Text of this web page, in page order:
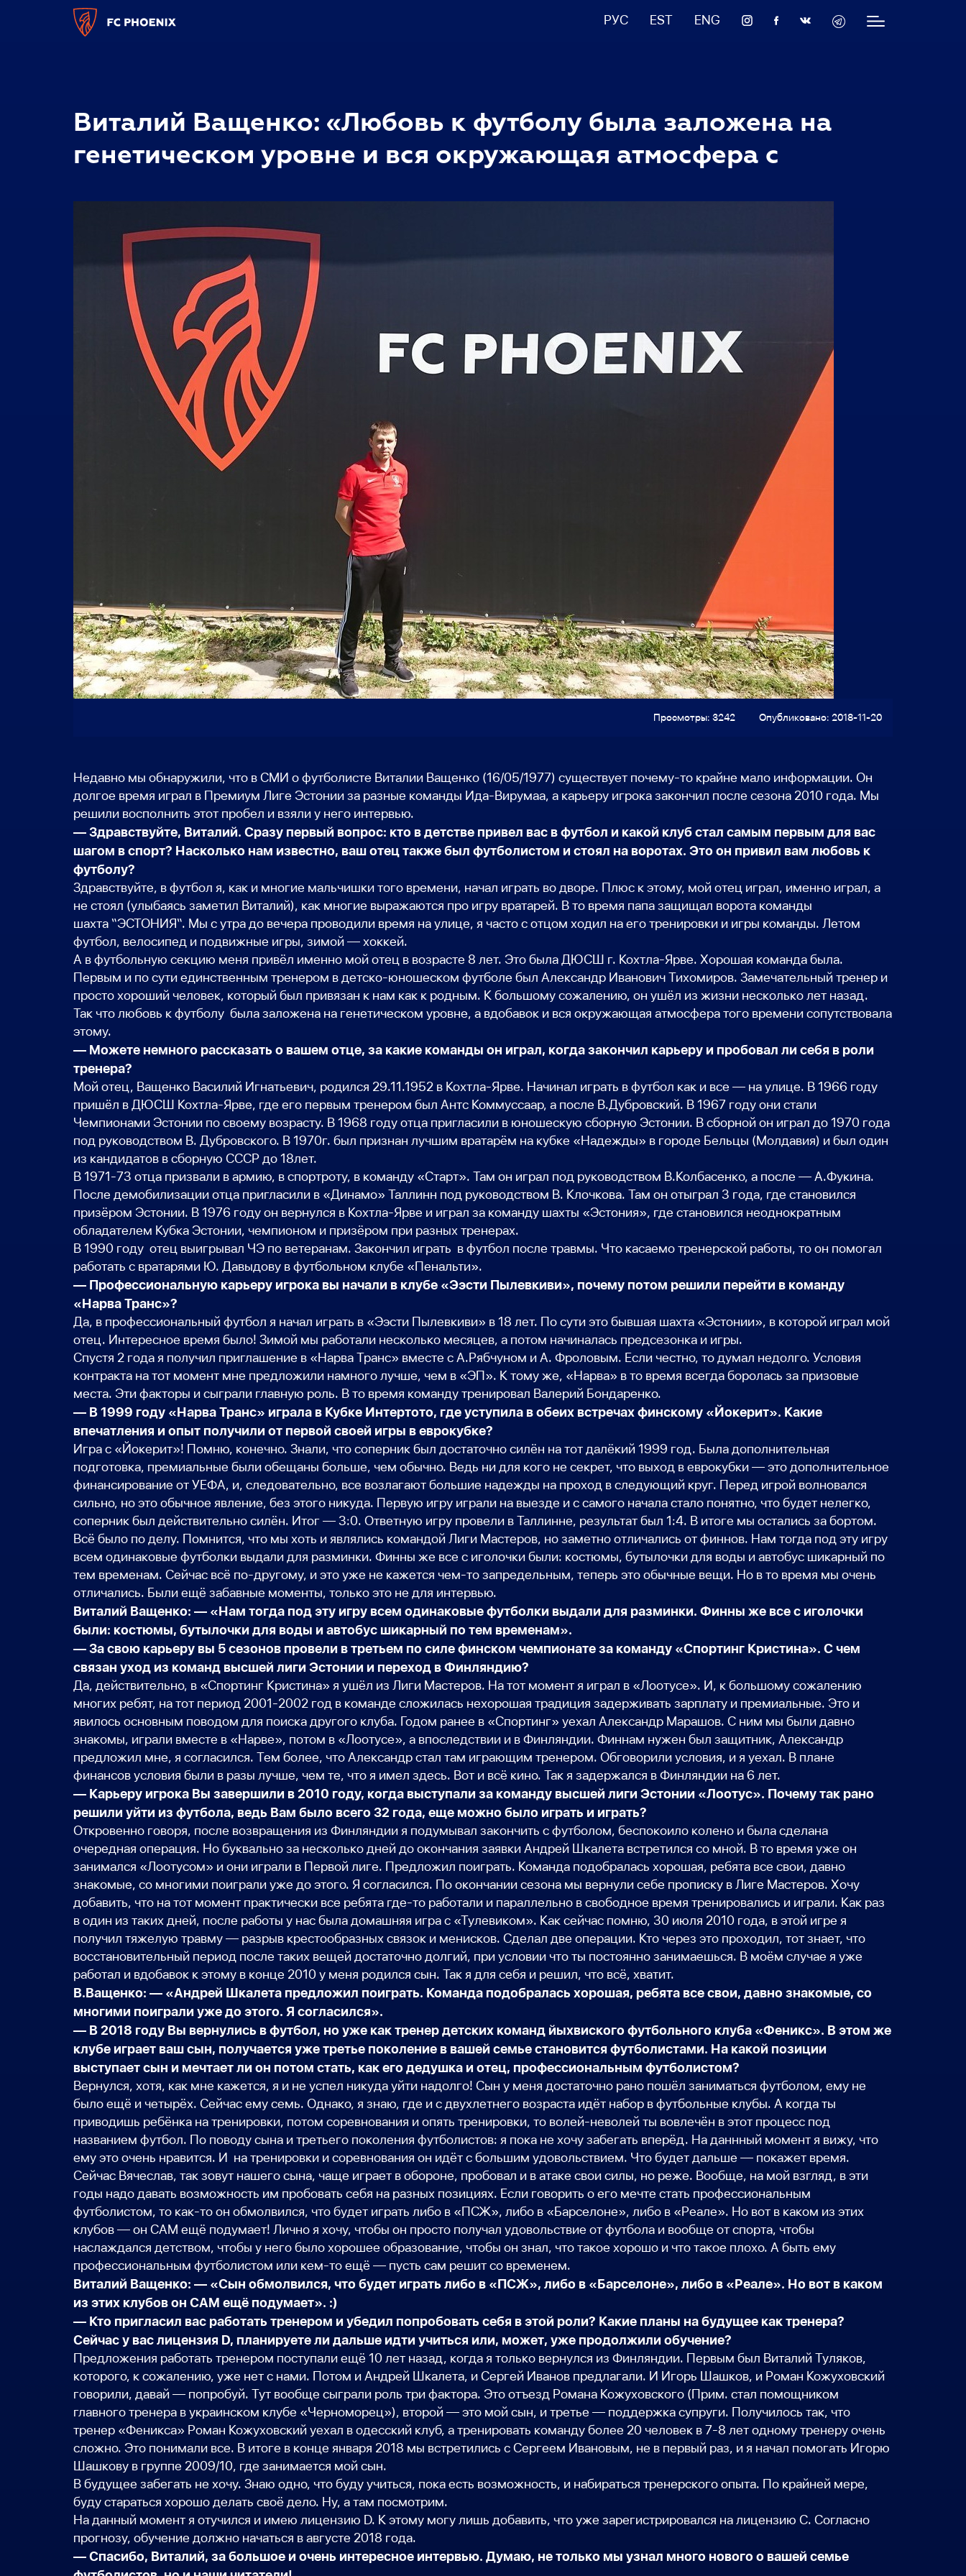
РУС EST ENG
Виталий Ващенко: «Любовь к футболу была заложена на
генетическом уровне и вся окружающая атмосфера с
Просмотры: 3242 Опубликовано: 2018-11-20
Недавно мы обнаружили, что в СМИ о футболисте Виталии Ващенко (16/05/1977) существует почему-то крайне мало информации. Он
долгое время играл в Премиум Лиге Эстонии за разные команды Ида-Вирумаа, а карьеру игрока закончил после сезона 2010 года. Мы
решили восполнить этот пробел и взяли у него интервью.
— Здравствуйте, Виталий. Сразу первый вопрос: кто в детстве привел вас в футбол и какой клуб стал самым первым для вас
шагом в спорт? Насколько нам известно, ваш отец также был футболистом и стоял на воротах. Это он привил вам любовь к
футболу?
Здравствуйте, в футбол я, как и многие мальчишки того времени, начал играть во дворе. Плюс к этому, мой отец играл, именно играл, а
не стоял (улыбаясь заметил Виталий), как многие выражаются про игру вратарей. В то время папа защищал ворота команды
шахта “ЭСТОНИЯ“. Мы с утра до вечера проводили время на улице, я часто с отцом ходил на его тренировки и игры команды. Летом
футбол, велосипед и подвижные игры, зимой — хоккей.
А в футбольную секцию меня привёл именно мой отец в возрасте 8 лет. Это была ДЮСШ г. Кохтла-Ярве. Хорошая команда была.
Первым и по сути единственным тренером в детско-юношеском футболе был Александр Иванович Тихомиров. Замечательный тренер и
просто хороший человек, который был привязан к нам как к родным. К большому сожалению, он ушёл из жизни несколько лет назад.
Так что любовь к футболу была заложена на генетическом уровне, а вдобавок и вся окружающая атмосфера того времени сопутствовала
этому.
— Можете немного рассказать о вашем отце, за какие команды он играл, когда закончил карьеру и пробовал ли себя в роли
тренера?
Мой отец, Ващенко Василий Игнатьевич, родился 29.11.1952 в Кохтла-Ярве. Начинал играть в футбол как и все — на улице. В 1966 году
пришёл в ДЮСШ Кохтла-Ярве, где его первым тренером был Антс Коммуссаар, а после В.Дубровский. В 1967 году они стали
Чемпионами Эстонии по своему возрасту. В 1968 году отца пригласили в юношескую сборную Эстонии. В сборной он играл до 1970 года
под руководством В. Дубровского. В 1970г. был признан лучшим вратарём на кубке «Надежды» в городе Бельцы (Молдавия) и был один
из кандидатов в сборную СССР до 18лет.
В 1971-73 отца призвали в армию, в спортроту, в команду «Старт». Там он играл под руководством В.Колбасенко, а после — А.Фукина.
После демобилизации отца пригласили в «Динамо» Таллинн под руководством В. Клочкова. Там он отыграл 3 года, где становился
призёром Эстонии. В 1976 году он вернулся в Кохтла-Ярве и играл за команду шахты «Эстония», где становился неоднократным
обладателем Кубка Эстонии, чемпионом и призёром при разных тренерах.
В 1990 году отец выигрывал ЧЭ по ветеранам. Закончил играть в футбол после травмы. Что касаемо тренерской работы, то он помогал
работать с вратарями Ю. Давыдову в футбольном клубе «Пенальти».
— Профессиональную карьеру игрока вы начали в клубе «Ээсти Пылевкиви», почему потом решили перейти в команду
«Нарва Транс»?
Да, в профессиональный футбол я начал играть в «Ээсти Пылевкиви» в 18 лет. По сути это бывшая шахта «Эстонии», в которой играл мой
отец. Интересное время было! Зимой мы работали несколько месяцев, а потом начиналась предсезонка и игры.
Спустя 2 года я получил приглашение в «Нарва Транс» вместе с А.Рябчуном и А. Фроловым. Если честно, то думал недолго. Условия
контракта на тот момент мне предложили намного лучше, чем в «ЭП». К тому же, «Нарва» в то время всегда боролась за призовые
места. Эти факторы и сыграли главную роль. В то время команду тренировал Валерий Бондаренко.
— В 1999 году «Нарва Транс» играла в Кубке Интертото, где уступила в обеих встречах финскому «Йокерит». Какие
впечатления и опыт получили от первой своей игры в еврокубке?
Игра с «Йокерит»! Помню, конечно. Знали, что соперник был достаточно силён на тот далёкий 1999 год. Была дополнительная
подготовка, премиальные были обещаны больше, чем обычно. Ведь ни для кого не секрет, что выход в еврокубки — это дополнительное
финансирование от УЕФА, и, следовательно, все возлагают большие надежды на проход в следующий круг. Перед игрой волновался
сильно, но это обычное явление, без этого никуда. Первую игру играли на выезде и с самого начала стало понятно, что будет нелегко,
соперник был действительно силён. Итог — 3:0. Ответную игру провели в Таллинне, результат был 1:4. В итоге мы остались за бортом.
Всё было по делу. Помнится, что мы хоть и являлись командой Лиги Мастеров, но заметно отличались от финнов. Нам тогда под эту игру
всем одинаковые футболки выдали для разминки. Финны же все с иголочки были: костюмы, бутылочки для воды и автобус шикарный по
тем временам. Сейчас всё по-другому, и это уже не кажется чем-то запредельным, теперь это обычные вещи. Но в то время мы очень
отличались. Были ещё забавные моменты, только это не для интервью.
Виталий Ващенко: — «Нам тогда под эту игру всем одинаковые футболки выдали для разминки. Финны же все с иголочки
были: костюмы, бутылочки для воды и автобус шикарный по тем временам».
— За свою карьеру вы 5 сезонов провели в третьем по силе финском чемпионате за команду «Спортинг Кристина». С чем
связан уход из команд высшей лиги Эстонии и переход в Финляндию?
Да, действительно, в «Спортинг Кристина» я ушёл из Лиги Мастеров. На тот момент я играл в «Лоотусе». И, к большому сожалению
многих ребят, на тот период 2001-2002 год в команде сложилась нехорошая традиция задерживать зарплату и премиальные. Это и
явилось основным поводом для поиска другого клуба. Годом ранее в «Спортинг» уехал Александр Марашов. С ним мы были давно
знакомы, играли вместе в «Нарве», потом в «Лоотусе», а впоследствии и в Финляндии. Финнам нужен был защитник, Александр
предложил мне, я согласился. Тем более, что Александр стал там играющим тренером. Обговорили условия, и я уехал. В плане
финансов условия были в разы лучше, чем те, что я имел здесь. Вот и всё кино. Так я задержался в Финляндии на 6 лет.
— Карьеру игрока Вы завершили в 2010 году, когда выступали за команду высшей лиги Эстонии «Лоотус». Почему так рано
решили уйти из футбола, ведь Вам было всего 32 года, еще можно было играть и играть?
Откровенно говоря, после возвращения из Финляндии я подумывал закончить с футболом, беспокоило колено и была сделана
очередная операция. Но буквально за несколько дней до окончания заявки Андрей Шкалета встретился со мной. В то время уже он
занимался «Лоотусом» и они играли в Первой лиге. Предложил поиграть. Команда подобралась хорошая, ребята все свои, давно
знакомые, со многими поиграли уже до этого. Я согласился. По окончании сезона мы вернули себе прописку в Лиге Мастеров. Хочу
добавить, что на тот момент практически все ребята где-то работали и параллельно в свободное время тренировались и играли. Как раз
в один из таких дней, после работы у нас была домашняя игра с «Тулевиком». Как сейчас помню, 30 июля 2010 года, в этой игре я
получил тяжелую травму — разрыв крестообразных связок и менисков. Сделал две операции. Кто через это проходил, тот знает, что
восстановительный период после таких вещей достаточно долгий, при условии что ты постоянно занимаешься. В моём случае я уже
работал и вдобавок к этому в конце 2010 у меня родился сын. Так я для себя и решил, что всё, хватит.
В.Ващенко: — «Андрей Шкалета предложил поиграть. Команда подобралась хорошая, ребята все свои, давно знакомые, со
многими поиграли уже до этого. Я согласился».
— В 2018 году Вы вернулись в футбол, но уже как тренер детских команд йыхвиского футбольного клуба «Феникс». В этом же
клубе играет ваш сын, получается уже третье поколение в вашей семье становится футболистами. На какой позиции
выступает сын и мечтает ли он потом стать, как его дедушка и отец, профессиональным футболистом?
Вернулся, хотя, как мне кажется, я и не успел никуда уйти надолго! Сын у меня достаточно рано пошёл заниматься футболом, ему не
было ещё и четырёх. Сейчас ему семь. Однако, я знаю, где и с двухлетнего возраста идёт набор в футбольные клубы. А когда ты
приводишь ребёнка на тренировки, потом соревнования и опять тренировки, то волей-неволей ты вовлечён в этот процесс под
названием футбол. По поводу сына и третьего поколения футболистов: я пока не хочу забегать вперёд. На даннный момент я вижу, что
ему это очень нравится. И на тренировки и соревнования он идёт с большим удовольствием. Что будет дальше — покажет время.
Сейчас Вячеслав, так зовут нашего сына, чаще играет в обороне, пробовал и в атаке свои силы, но реже. Вообще, на мой взгляд, в эти
годы надо давать возможность им пробовать себя на разных позициях. Если говорить о его мечте стать профессиональным
футболистом, то как-то он обмолвился, что будет играть либо в «ПСЖ», либо в «Барселоне», либо в «Реале». Но вот в каком из этих
клубов — он САМ ещё подумает! Лично я хочу, чтобы он просто получал удовольствие от футбола и вообще от спорта, чтобы
наслаждался детством, чтобы у него было хорошее образование, чтобы он знал, что такое хорошо и что такое плохо. А быть ему
профессиональным футболистом или кем-то ещё — пусть сам решит со временем.
Виталий Ващенко: — «Сын обмолвился, что будет играть либо в «ПСЖ», либо в «Барселоне», либо в «Реале». Но вот в каком
из этих клубов он САМ ещё подумает». :)
— Кто пригласил вас работать тренером и убедил попробовать себя в этой роли? Какие планы на будущее как тренера?
Сейчас у вас лицензия D, планируете ли дальше идти учиться или, может, уже продолжили обучение?
Предложения работать тренером поступали ещё 10 лет назад, когда я только вернулся из Финляндии. Первым был Виталий Туляков,
которого, к сожалению, уже нет с нами. Потом и Андрей Шкалета, и Сергей Иванов предлагали. И Игорь Шашков, и Роман Кожуховский
говорили, давай — попробуй. Тут вообще сыграли роль три фактора. Это отъезд Романа Кожуховского (Прим. стал помощником
главного тренера в украинском клубе «Черноморец»), второй — это мой сын, и третье — поддержка супруги. Получилось так, что
тренер «Феникса» Роман Кожуховский уехал в одесский клуб, а тренировать команду более 20 человек в 7-8 лет одному тренеру очень
сложно. Это понимали все. В итоге в конце января 2018 мы встретились с Сергеем Ивановым, не в первый раз, и я начал помогать Игорю
Шашкову в группе 2009/10, где занимается мой сын.
В будущее забегать не хочу. Знаю одно, что буду учиться, пока есть возможность, и набираться тренерского опыта. По крайней мере,
буду стараться хорошо делать своё дело. Ну, а там посмотрим.
На данный момент я отучился и имею лицензию D. К этому могу лишь добавить, что уже зарегистрировался на лицензию С. Согласно
прогнозу, обучение должно начаться в августе 2018 года.
— Спасибо, Виталий, за большое и очень интересное интервью. Думаю, не только мы узнал много нового о вашей семье